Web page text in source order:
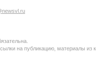
на публикацию, материалы из